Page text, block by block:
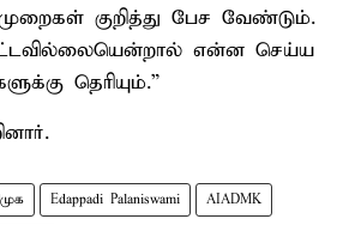
குறித்து பேச வேண்டும்.
என்ன செய்ய
தெரியும்.”
Edappadi Palaniswami AIADMK